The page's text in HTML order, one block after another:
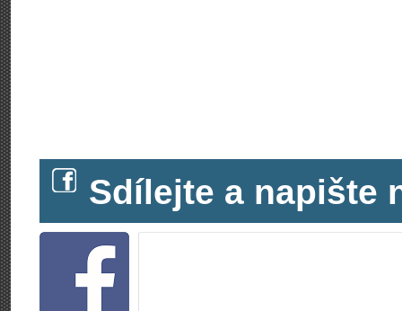
Sdílejte a napište